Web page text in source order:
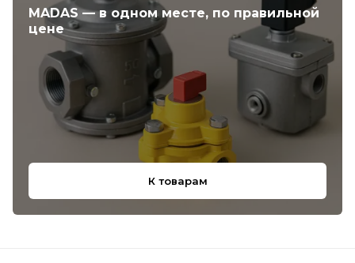
MADAS — в одном месте, по правильной
цене
К товарам